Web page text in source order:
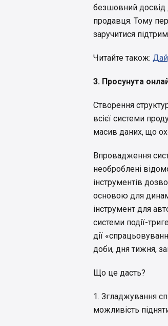
безшовний досвід
продавця. Тому
заручитися
Читайте також:
3. Просунута
Створення
всієї системи
масив даних, що
Впровадження
необроблені
інструментів
основою для
інструмент для
системи події-
дії
доби, дня тижня,
Що це дасть?
1. Згладжування
можливість